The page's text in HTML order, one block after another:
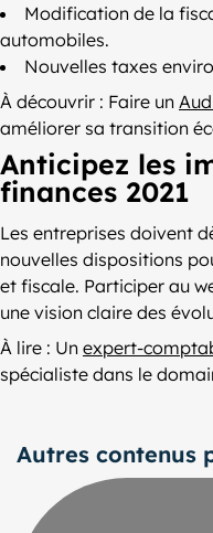
Modification de la
automobiles.
Nouvelles taxes
À découvrir : Faire un
améliorer sa transition
Anticipez les
finances 2021
Les entreprises doivent
nouvelles dispositions
et fiscale. Participer au
une vision claire des
À lire : Un expert-
spécialiste dans le
Autres contenus